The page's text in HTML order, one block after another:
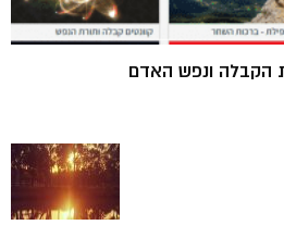
הקבלה ונפש האדם